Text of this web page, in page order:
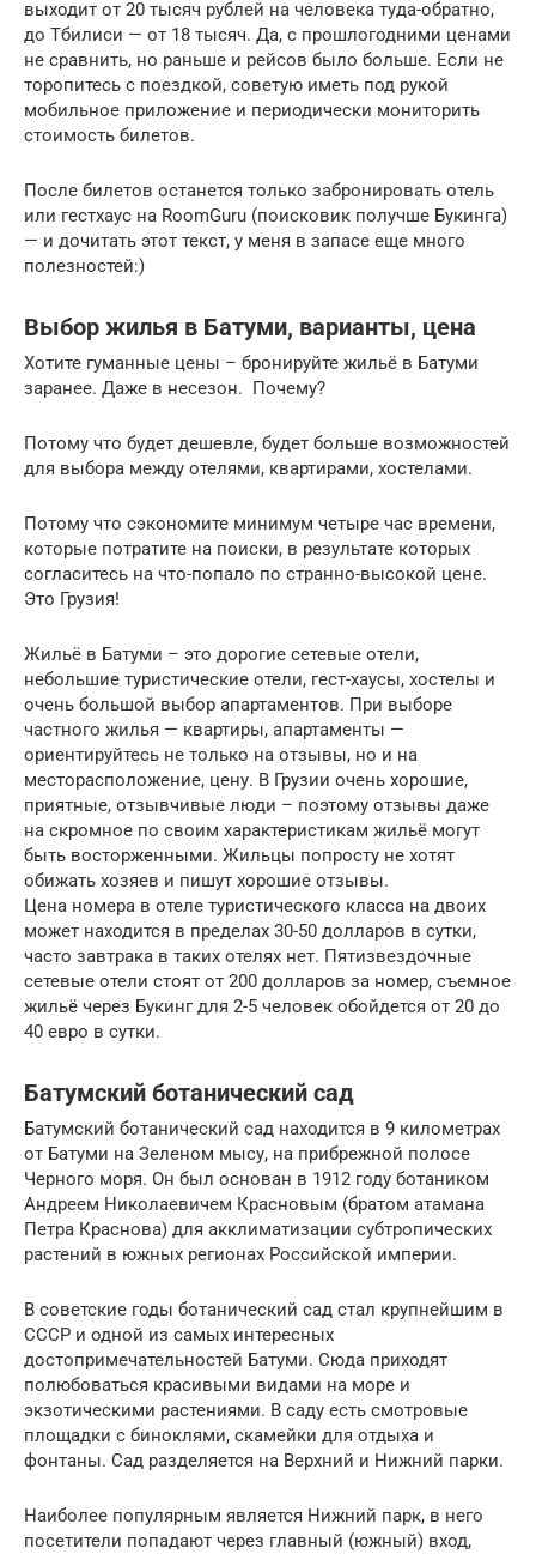
выходит от 20 тысяч рублей на человека туда-обратно,
до Тбилиси — от 18 тысяч. Да, с прошлогодними ценами
не сравнить, но раньше и рейсов было больше. Если не
торопитесь с поездкой, советую иметь под рукой
мобильное приложение и периодически мониторить
стоимость билетов.
После билетов останется только забронировать отель
или гестхаус на RoomGuru (поисковик получше Букинга)
— и дочитать этот текст, у меня в запасе еще много
полезностей:)
Выбор жилья в Батуми, варианты, цена
Хотите гуманные цены – бронируйте жильё в Батуми
заранее. Даже в несезон. Почему?
Потому что будет дешевле, будет больше возможностей
для выбора между отелями, квартирами, хостелами.
Потому что сэкономите минимум четыре час времени,
которые потратите на поиски, в результате которых
согласитесь на что-попало по странно-высокой цене.
Это Грузия!
Жильё в Батуми – это дорогие сетевые отели,
небольшие туристические отели, гест-хаусы, хостелы и
очень большой выбор апартаментов. При выборе
частного жилья — квартиры, апартаменты —
ориентируйтесь не только на отзывы, но и на
месторасположение, цену. В Грузии очень хорошие,
приятные, отзывчивые люди – поэтому отзывы даже
на скромное по своим характеристикам жильё могут
быть восторженными. Жильцы попросту не хотят
обижать хозяев и пишут хорошие отзывы.
Цена номера в отеле туристического класса на двоих
может находится в пределах 30-50 долларов в сутки,
часто завтрака в таких отелях нет. Пятизвездочные
сетевые отели стоят от 200 долларов за номер, съемное
жильё через Букинг для 2-5 человек обойдется от 20 до
40 евро в сутки.
Батумский ботанический сад
Батумский ботанический сад находится в 9 километрах
от Батуми на Зеленом мысу, на прибрежной полосе
Черного моря. Он был основан в 1912 году ботаником
Андреем Николаевичем Красновым (братом атамана
Петра Краснова) для акклиматизации субтропических
растений в южных регионах Российской империи.
В советские годы ботанический сад стал крупнейшим в
СССР и одной из самых интересных
достопримечательностей Батуми. Сюда приходят
полюбоваться красивыми видами на море и
экзотическими растениями. В саду есть смотровые
площадки с биноклями, скамейки для отдыха и
фонтаны. Сад разделяется на Верхний и Нижний парки.
Наиболее популярным является Нижний парк, в него
посетители попадают через главный (южный) вход,